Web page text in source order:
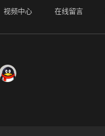
视频中心 在线留言